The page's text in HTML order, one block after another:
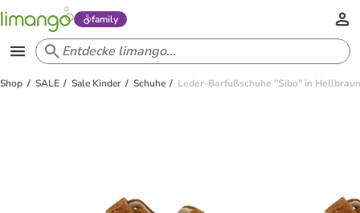
family
Shop SALE Sale Kinder Schuhe Leder-Barfußschuhe "Sibo" in